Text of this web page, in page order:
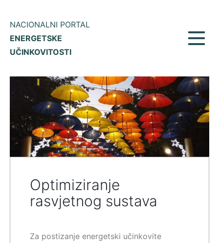
NACIONALNI PORTAL
ENERGETSKE
UČINKOVITOSTI
Optimiziranje
rasvjetnog sustava
Za postizanje energetski učinkovite